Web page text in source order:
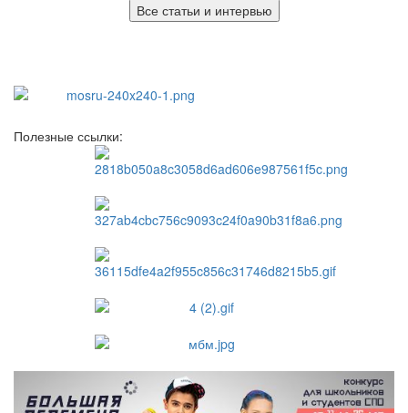
Все статьи и интервью
Полезные ссылки: